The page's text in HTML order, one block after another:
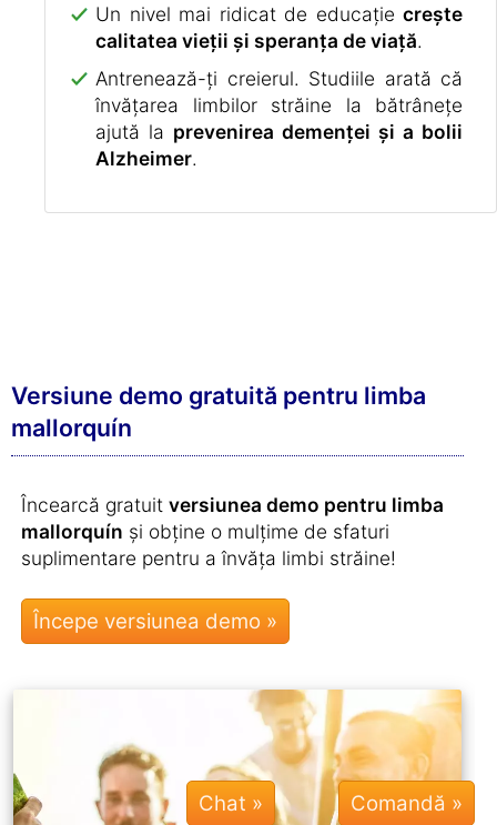
Un nivel mai ridicat de educație crește
calitatea vieții și speranța de viață.
Antrenează-ți creierul. Studiile arată că
învățarea limbilor străine la bătrânețe
ajută la prevenirea demenței și a bolii
Alzheimer.
Versiune demo gratuită pentru limba
mallorquín
Încearcă gratuit versiunea demo pentru limba
mallorquín și obține o mulțime de sfaturi
suplimentare pentru a învăța limbi străine!
Chat »